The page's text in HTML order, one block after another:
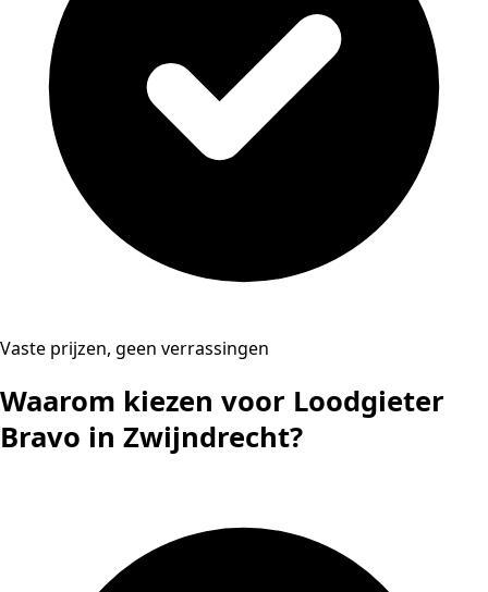
Vaste prijzen, geen verrassingen
Waarom kiezen voor Loodgieter
Bravo in Zwijndrecht?